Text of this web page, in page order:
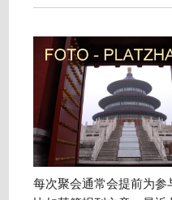
每次聚会通常会提前为参